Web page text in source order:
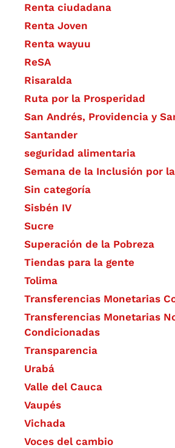
Renta ciudadana
Renta Joven
Renta wayuu
ReSA
Risaralda
Ruta por la Prosperidad
San Andrés, Providencia y
Santander
seguridad alimentaria
Semana de la Inclusión por
Sin categoría
Sisbén IV
Sucre
Superación de la Pobreza
Tiendas para la gente
Tolima
Transferencias Monetarias
Transferencias Monetarias
Condicionadas
Transparencia
Urabá
Valle del Cauca
Vaupés
Vichada
Voces del cambio